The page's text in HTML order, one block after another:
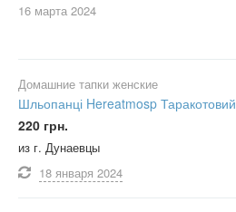
16 марта 2024
Домашние тапки женские
Шльопанці Hereatmosp Таракотовий
220 грн.
из г. Дунаевцы
18 января 2024